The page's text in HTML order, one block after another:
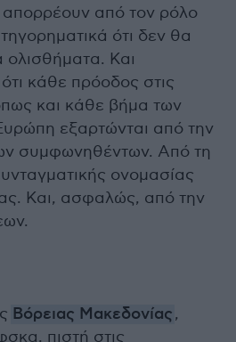
από τον ρόλο
ότι δεν θα
ολισθήματα. Και
κάθε πρόοδος στις
και κάθε βήμα των
εξαρτώνται από την
συμφωνηθέντων. Από τη
ονομασίας
Και, ασφαλώς, από την
Βόρειας Μακεδονίας,
πιστή στις